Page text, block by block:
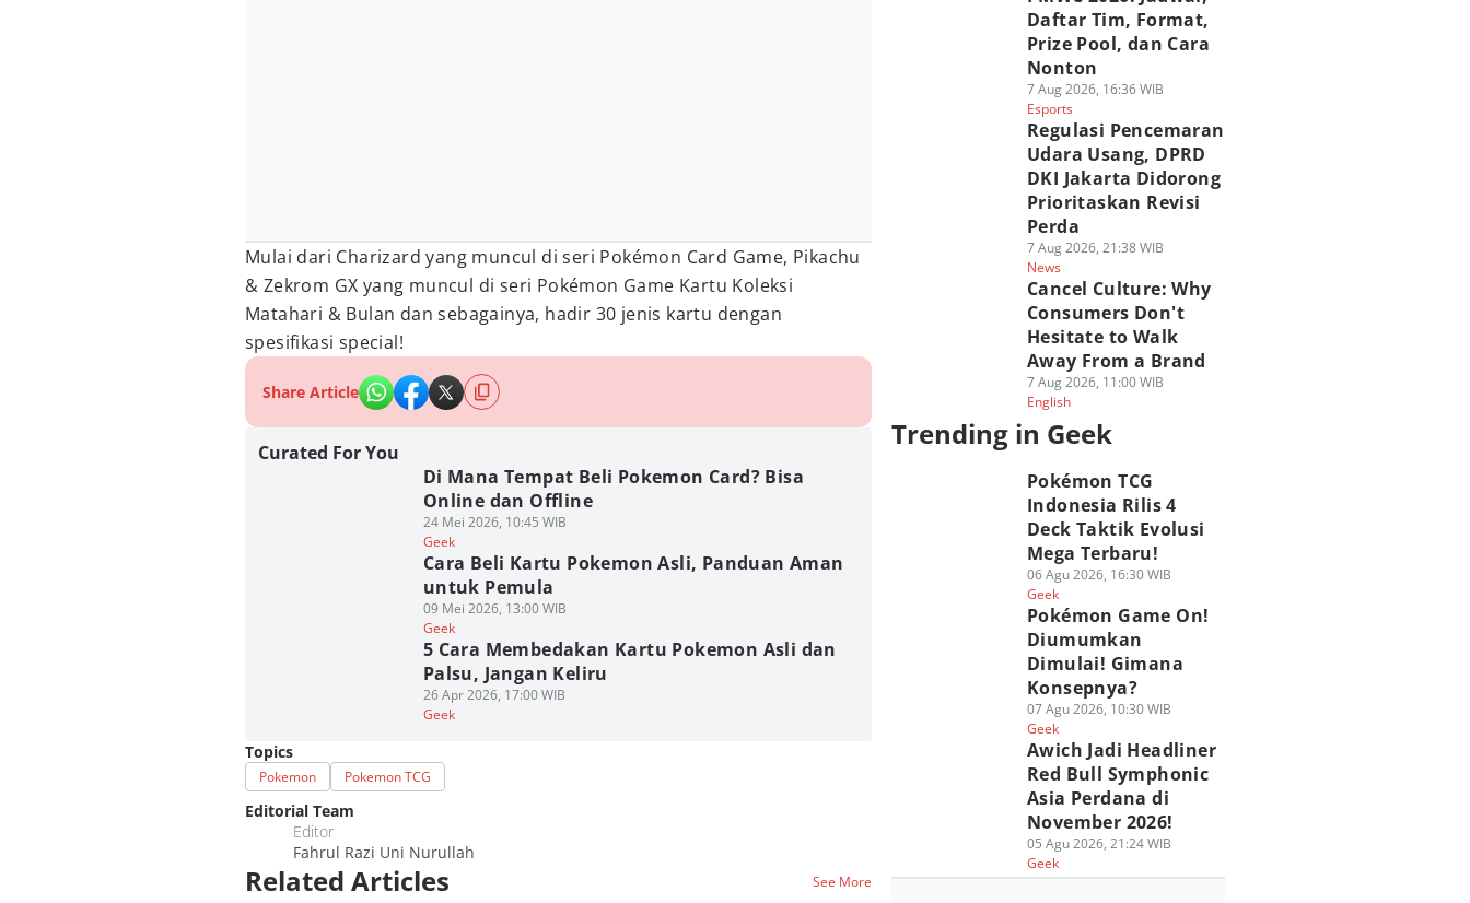
Mulai dari Charizard yang muncul di seri Pokémon Card Game, Pikachu
& Zekrom GX yang muncul di seri Pokémon Game Kartu Koleksi
Matahari & Bulan dan sebagainya, hadir 30 jenis kartu dengan
spesifikasi special!
Share Article
Curated For You
Di Mana Tempat Beli Pokemon Card? Bisa
Online dan Offline
24 Mei 2026, 10:45 WIB
Geek
Cara Beli Kartu Pokemon Asli, Panduan Aman
untuk Pemula
09 Mei 2026, 13:00 WIB
Geek
5 Cara Membedakan Kartu Pokemon Asli dan
Palsu, Jangan Keliru
26 Apr 2026, 17:00 WIB
Geek
Topics
Pokemon Pokemon TCG
Editorial Team
Editor
Fahrul Razi Uni Nurullah
Related Articles See More
Daftar Tim, Format,
Prize Pool, dan Cara
Nonton
7 Aug 2026, 16:36 WIB
Esports
Regulasi Pencemaran
Udara Usang, DPRD
DKI Jakarta Didorong
Prioritaskan Revisi
Perda
7 Aug 2026, 21:38 WIB
News
Cancel Culture: Why
Consumers Don't
Hesitate to Walk
Away From a Brand
7 Aug 2026, 11:00 WIB
English
Trending in Geek
Pokémon TCG
Indonesia Rilis 4
Deck Taktik Evolusi
Mega Terbaru!
06 Agu 2026, 16:30 WIB
Geek
Pokémon Game On!
Diumumkan
Dimulai! Gimana
Konsepnya?
07 Agu 2026, 10:30 WIB
Geek
Awich Jadi Headliner
Red Bull Symphonic
Asia Perdana di
November 2026!
05 Agu 2026, 21:24 WIB
Geek